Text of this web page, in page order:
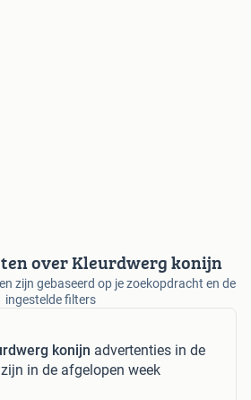
over Kleurdwerg konijn
zijn gebaseerd op je zoekopdracht en de
ingestelde filters
konijn advertenties in de
zijn in de afgelopen week